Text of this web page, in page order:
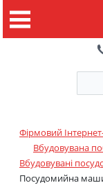
Фірмовий
Вбудовувана
Вбудовувані
Посудомийна